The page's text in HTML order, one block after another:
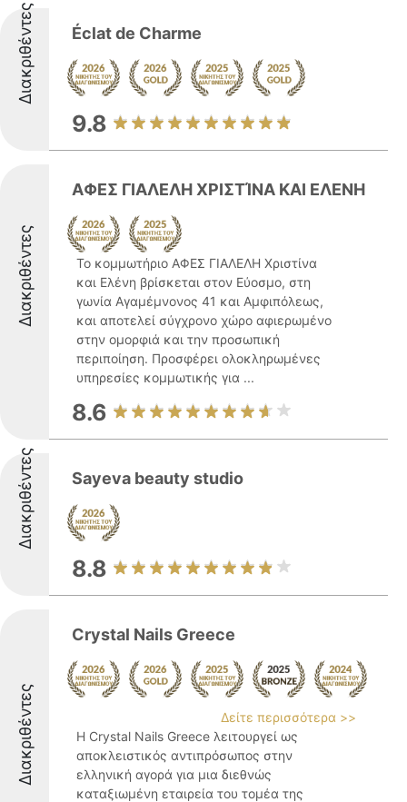
Διακριθέντες Éclat de Charme
9.8
Διακριθέντες
ΑΦΕΣ ΓΙΑΛΕΛΗ ΧΡΙΣΤΊΝΑ ΚΑΙ ΕΛΕΝΗ
Το κομμωτήριο ΑΦΕΣ ΓΙΑΛΕΛΗ Χριστίνα
και Ελένη βρίσκεται στον Εύοσμο, στη
γωνία Αγαμέμνονος 41 και Αμφιπόλεως,
και αποτελεί σύγχρονο χώρο αφιερωμένο
στην ομορφιά και την προσωπική
περιποίηση. Προσφέρει ολοκληρωμένες
υπηρεσίες κομμωτικής για ...
8.6
Διακριθέντες Sayeva beauty studio
8.8
Διακριθέντες
Crystal Nails Greece
Δείτε περισσότερα >>
Η Crystal Nails Greece λειτουργεί ως
αποκλειστικός αντιπρόσωπος στην
ελληνική αγορά για μια διεθνώς
καταξιωμένη εταιρεία του τομέα της